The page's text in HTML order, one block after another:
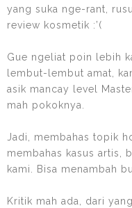
yang suka nge-rant,
review kosmetik :’(
Gue ngeliat poin lebih
lembut-lembut amat,
asik mancay level
mah pokoknya.
Jadi, membahas topik
membahas kasus artis,
kami. Bisa menambah
Kritik mah ada, dari